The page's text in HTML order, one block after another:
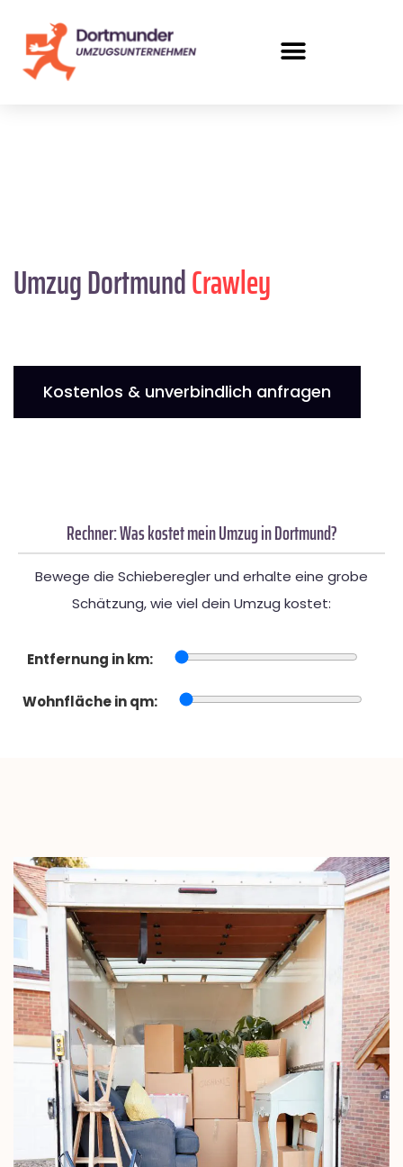
Umzug DortmundCrawley
Kostenlos & unverbindlich anfragen
Rechner: Was kostet mein Umzug in Dortmund?
Bewege die Schieberegler und erhalte eine grobe
Schätzung, wie viel dein Umzug kostet:
Entfernung in km:
Wohnfläche in qm: